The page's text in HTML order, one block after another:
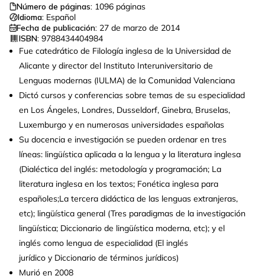
Número de páginas: 1096 páginas
Idioma: Español
Fecha de publicación: 27 de marzo de 2014
ISBN: 9788434404984
Fue catedrático de Filología inglesa de la Universidad de
Alicante y director del Instituto Interuniversitario de
Lenguas modernas (IULMA) de la Comunidad Valenciana
Dictó cursos y conferencias sobre temas de su especialidad
en Los Ángeles, Londres, Dusseldorf, Ginebra, Bruselas,
Luxemburgo y en numerosas universidades españolas
Su docencia e investigación se pueden ordenar en tres
líneas: lingüística aplicada a la lengua y la literatura inglesa
(Dialéctica del inglés: metodología y programación; La
literatura inglesa en los textos; Fonética inglesa para
españoles;La tercera didáctica de las lenguas extranjeras,
etc); lingüística general (Tres paradigmas de la investigación
lingüística; Diccionario de lingüística moderna, etc); y el
inglés como lengua de especialidad (El inglés
jurídico y Diccionario de términos jurídicos)
Murió en 2008